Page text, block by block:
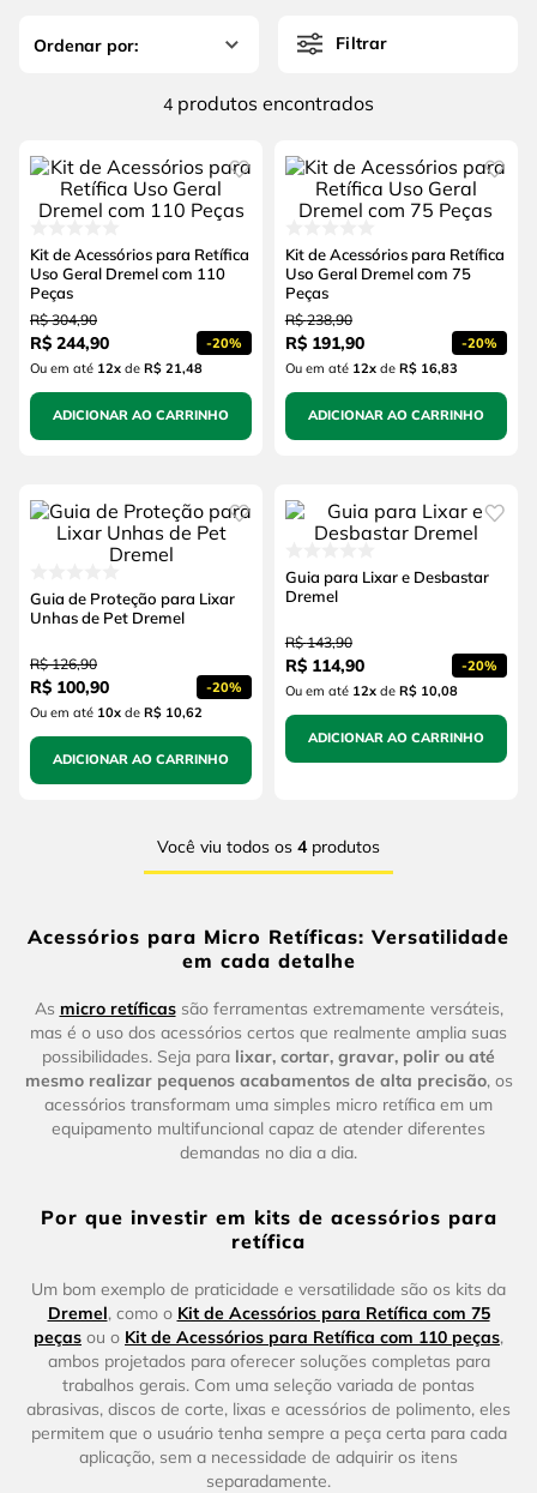
Filtrar
4 produtos
Kit de Acessórios para Retífica
Uso Geral Dremel com 110
Peças
R$ 304,90
R$ 244,90 -20%
Ou em até 12xde R$ 21,48
ADICIONAR AO CARRINHO
Kit de Acessórios para Retífica
Uso Geral Dremel com 75
Peças
R$ 238,90
R$ 191,90 -20%
Ou em até 12xde R$ 16,83
ADICIONAR AO CARRINHO
Guia de Proteção para Lixar
Unhas de Pet Dremel
R$ 126,90
R$ 100,90 -20%
Ou em até 10xde R$ 10,62
ADICIONAR AO CARRINHO
Guia para Lixar e Desbastar
Dremel
R$ 143,90
R$ 114,90 -20%
Ou em até 12xde R$ 10,08
ADICIONAR AO CARRINHO
Você viu todos os 4produtos
Acessórios para Micro Retíficas: Versatilidade
em cada detalhe
As micro retíficassão ferramentas extremamente versáteis,
mas é o uso dos acessórios certos que realmente amplia suas
possibilidades. Seja para lixar, cortar, gravar, polir ou até
mesmo realizar pequenos acabamentos de alta precisão, os
acessórios transformam uma simples micro retífica em um
equipamento multifuncional capaz de atender diferentes
demandas no dia a dia.
Por que investir em kits de acessórios para
retífica
Um bom exemplo de praticidade e versatilidade são os kits da
Dremel, como o Kit de Acessórios para Retífica com 75
peças ou o Kit de Acessórios para Retífica com 110 peças,
ambos projetados para oferecer soluções completas para
trabalhos gerais. Com uma seleção variada de pontas
abrasivas, discos de corte, lixas e acessórios de polimento, eles
permitem que o usuário tenha sempre a peça certa para cada
aplicação, sem a necessidade de adquirir os itens
separadamente.
10º disco corte